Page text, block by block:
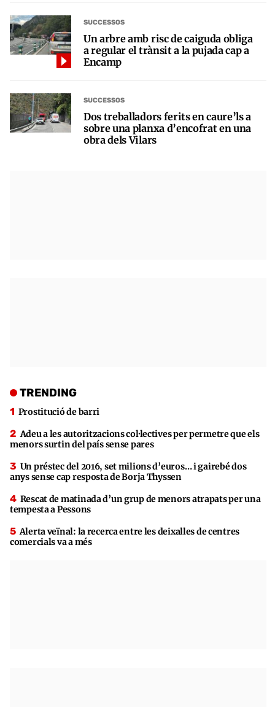
SUCCESSOS
Un arbre amb risc de caiguda obliga
a regular el trànsit a la pujada cap a
Encamp
SUCCESSOS
Dos treballadors ferits en caure’ls a
sobre una planxa d’encofrat en una
obra dels Vilars
TRENDING
Prostitució de barri
Adeu a les autoritzacions col·lectives per permetre que els
menors surtin del país sense pares
Un préstec del 2016, set milions d’euros… i gairebé dos
anys sense cap resposta de Borja Thyssen
Rescat de matinada d’un grup de menors atrapats per una
tempesta a Pessons
Alerta veïnal: la recerca entre les deixalles de centres
comercials va a més